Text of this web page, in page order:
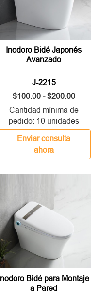
Inodoro Bidé Japonés
Avanzado
J-2215
$100.00 - $200.00
Cantidad mínima de
pedido: 10 unidades
Enviar consulta
ahora
Bidé para Montaje
a Pared